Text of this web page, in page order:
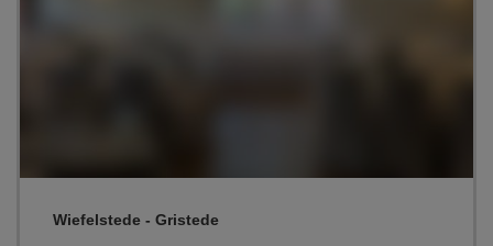
Wiefelstede - Gristede